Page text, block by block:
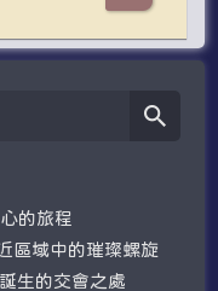
的旅程
區域中的璀璨螺旋
生的交會之處